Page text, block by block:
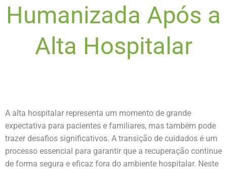
Humanizada Após a
Alta Hospitalar
A alta hospitalar representa um momento de grande
expectativa para pacientes e familiares, mas também pode
trazer desafios significativos. A transição de cuidados é um
processo essencial para garantir que a recuperação continue
de forma segura e eficaz fora do ambiente hospitalar. Neste